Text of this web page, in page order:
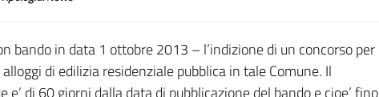
bando in data 1 ottobre 2013 – l’indizione di un concorso per
di edilizia residenziale pubblica in tale Comune. Il
di 60 giorni dalla data di pubblicazione del bando e cioe’ fino